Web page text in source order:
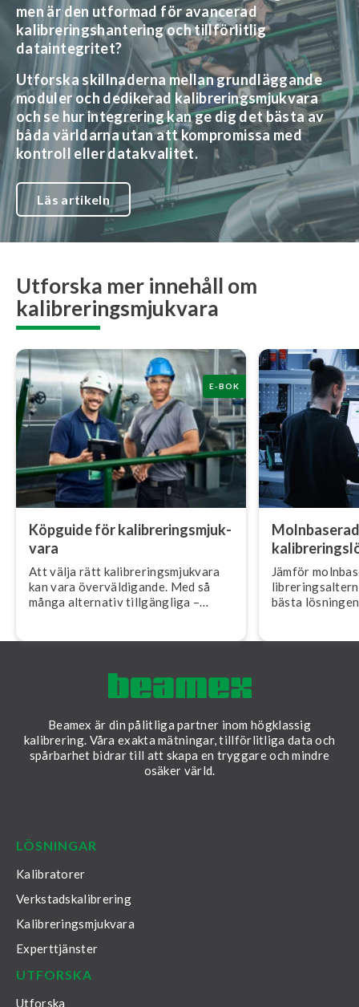
men är den utformad för avancerad
kalibreringshantering och tillförlitlig
dataintegritet?
Utforska skillnaderna mellan grundläggande
moduler och dedikerad kalibreringsmjukvara
och se hur integrering kan ge dig det bästa av
båda världarna utan att kompromissa med
kontroll eller datakvalitet.
Läs artikeln
Utforska mer innehåll om
kalibreringsmjukvara
E-BOK
Köpguide för ka­libre­rings­mjuk­
va­ra
Att välja rätt ka­libre­rings­mjuk­va­ra
kan vara över­väl­di­gan­de. Med så
många alternativ till­gäng­li­ga –
Jämför
bästa
Beamex är din pålitliga partner inom högklassig
kalibrering. Våra exakta mätningar, tillförlitliga data och
spårbarhet bidrar till att skapa en tryggare och mindre
osäker värld.
LÖSNINGAR
Kalibratorer
Verkstadskalibrering
Kalibreringsmjukvara
Experttjänster
UTFORSKA
Utforska